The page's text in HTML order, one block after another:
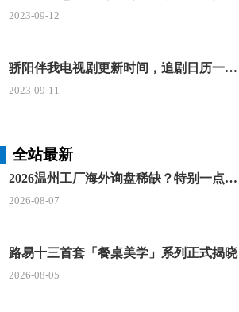
2023-09-12
骄阳伴我电视剧更新时间，追剧日历一览表
2023-09-11
全站最新
2026温州工厂海外询盘稀缺？特别一点AI 短视频引流 + 麦穗智能获客谷歌定制独立站双渠道拓客！
2026-08-07
路易十三首套「餐桌美学」系列正式揭晓
2026-08-05